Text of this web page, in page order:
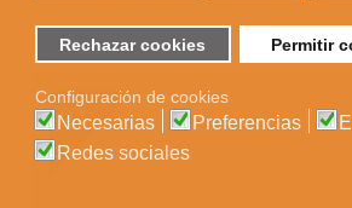
Rechazar cookies Permitir
Configuración de cookies
Necesarias Preferencias
Redes sociales